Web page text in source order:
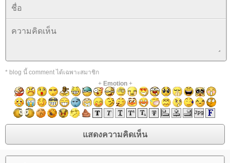
* blog นี้ comment ได้เฉพาะสมาชิก
+ Emotion+